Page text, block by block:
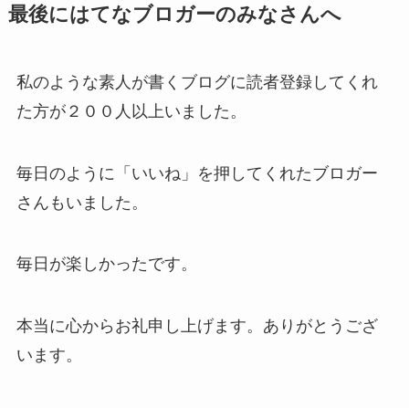
最後にはてなブロガーのみなさんへ
私のような素人が書くブログに読者登録してくれ
た方が２００人以上いました。
毎日のように「いいね」を押してくれたブロガー
さんもいました。
毎日が楽しかったです。
本当に心からお礼申し上げます。ありがとうござ
います。